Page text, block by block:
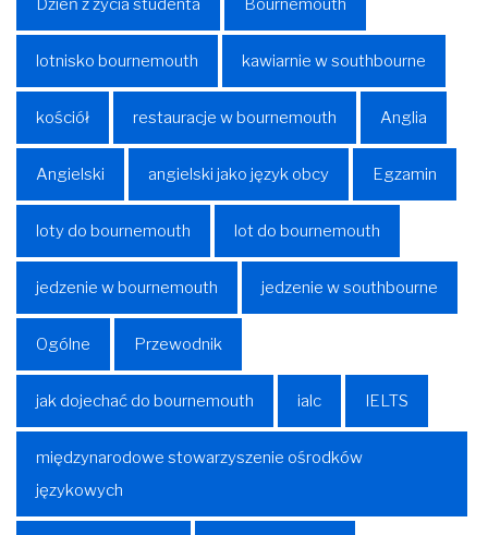
Dzień z życia studenta Bournemouth
lotnisko bournemouth kawiarnie w southbourne
kościół restauracje w bournemouth Anglia
Angielski angielski jako język obcy Egzamin
loty do bournemouth lot do bournemouth
jedzenie w bournemouth jedzenie w southbourne
Ogólne Przewodnik
jak dojechać do bournemouth ialc IELTS
międzynarodowe stowarzyszenie ośrodków
językowych